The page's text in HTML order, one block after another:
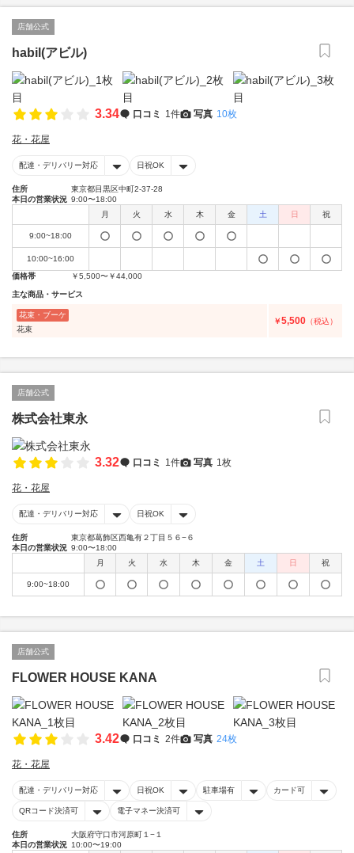
店舗公式
habil(アビル)
3.34 口コミ 1件 写真 10枚
花・花屋
配達・デリバリー対応 日祝OK
住所
東京都目黒区中町2-37-28
本日の営業状況 9:00〜18:00
月
火 水 木 金 土 日 祝
9:00~18:00
10:00~16:00
価格帯
￥5,500〜￥44,000
主な商品・サービス
花束・ブーケ
花束
￥5,500 （税込）
店舗公式
株式会社東永
3.32 口コミ 1件 写真 1枚
花・花屋
配達・デリバリー対応 日祝OK
住所
東京都葛飾区西亀有２丁目５６−６
本日の営業状況 9:00〜18:00
月
火 水 木 金 土 日 祝
9:00~18:00
店舗公式
FLOWER HOUSE KANA
3.42 口コミ 2件 写真 24枚
花・花屋
配達・デリバリー対応 日祝OK 駐車場有 カード可
QRコード決済可 電子マネー決済可
住所
大阪府守口市河原町１−１
本日の営業状況 10:00〜19:00